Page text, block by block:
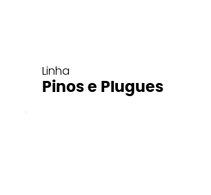
Linha
Pinos e Plugues